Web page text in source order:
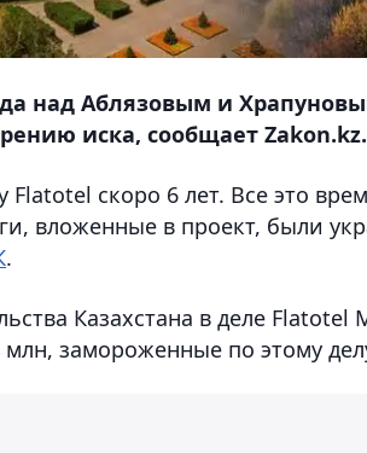
над Аблязовым и
иска, сообщает Zakon.kz.
Flatotel скоро 6 лет. Все это
вложенные в проект, были
.
Казахстана в деле
млн, замороженные по этому